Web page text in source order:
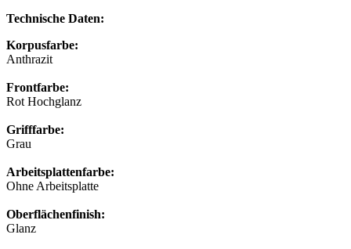
Technische Daten:
Korpusfarbe:
Anthrazit
Frontfarbe:
Rot Hochglanz
Grifffarbe:
Grau
Arbeitsplattenfarbe:
Ohne Arbeitsplatte
Oberflächenfinish:
Glanz